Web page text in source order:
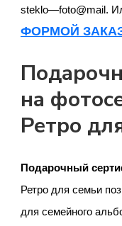
steklo—foto@mail.
ФОРМОЙ
на
Ретро
Подарочный
Ретро для семьи
для семейного